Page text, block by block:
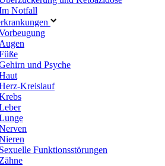
Notfall
Augen
und Psyche
Kreislauf
Sexuelle Funktionsstörungen
Zähne